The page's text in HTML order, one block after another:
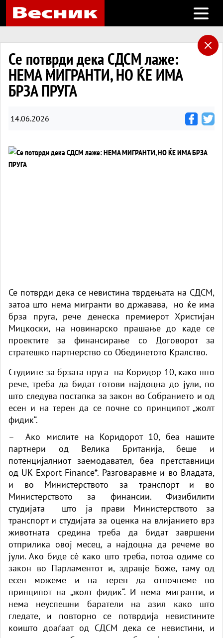
Open
Се потврди дека СДСМ лаже:
НЕМА МИГРАНТИ, НО ЌЕ ИМА
БРЗА ПРУГА
14.06.2026
Се потврди дека се невистина тврдењата на СДСМ,
затоа што нема мигранти во државава, но ќе има
брза пруга, рече денеска премиерот Христијан
Мицкоски, на новинарско прашање до каде се
проектите за финансирање со Договорот за
стратешко партнерство со Обединетото Кралство.
Студиите за брзата пруга на Коридор 10, како што
рече, треба да бидат готови најдоцна до јули, по
што следува постапка за закон во Собранието и од
есен и на терен да се почне со принципот „жолт
фидик“.
– Ако мислите на Коридорот 10, беа нашите
партнери од Велика Британија, беше и
потенцијалниот заемодавател, беа претставници
од UK Export Finance*. Разговаравме и во Владата,
и во Министерството за транспорт и во
Министерството за финансии. Физибилити
студијата што ја прави Министерството за
транспорт и студијата за оценка на влијанието врз
животната средина треба да бидат завршени
отприлика овој месец, а најдоцна да речеме во
јули. Ако биде сè како што треба, потоа одиме со
закон во Парламентот и, здравје Боже, таму од
есен можеме и на терен да отпочнеме по
принципот на „жолт фидик“. И нема мигранти, и
нема неуспешни баратели на азил како што
гледате, и повторно се потврдија невистините
коишто доаѓаат од СДСМ дека се невистини, и